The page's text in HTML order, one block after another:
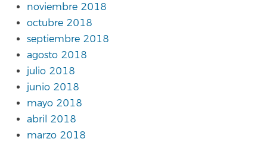
noviembre 2018
octubre 2018
septiembre 2018
agosto 2018
julio 2018
junio 2018
mayo 2018
abril 2018
marzo 2018